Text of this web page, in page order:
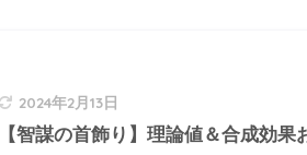
2024年2月13日
【智謀の首飾り】理論値＆合成効果